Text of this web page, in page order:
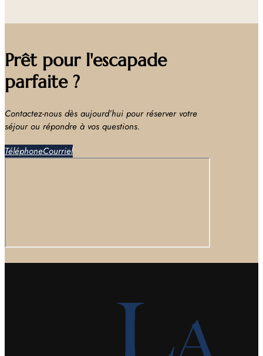
Prêt pour l'escapade
parfaite ?
Contactez-nous dès aujourd’hui pour réserver votre
séjour ou répondre à vos questions.
TéléphoneCourriel